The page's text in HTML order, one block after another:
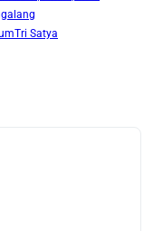
Tri Satya